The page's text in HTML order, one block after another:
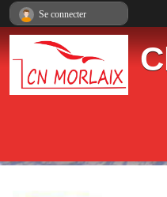
Se connecter
Panneau de gestion des